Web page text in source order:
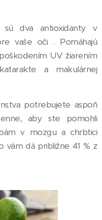
dva antioxidanty v
vaše oči . Pomáhajú
UV žiarením
a makulárnej
potrebujete aspoň
aby ste pomohli
v mozgu a chrbtici
vám dá približne 41 % z